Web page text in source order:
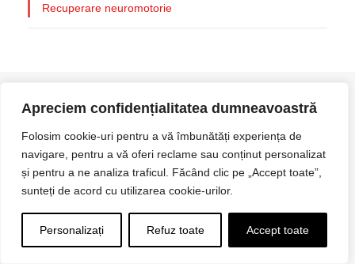
Apreciem confidențialitatea dumneavoastră
Folosim cookie-uri pentru a vă îmbunătăți experiența de
navigare, pentru a vă oferi reclame sau conținut personalizat
și pentru a ne analiza traficul. Făcând clic pe „Accept toate”,
sunteți de acord cu utilizarea cookie-urilor.
Personalizați Refuz toate Accept toate
Recuperare neuromotorie
Bucuresti,
Strada Mihai Eminescu nr 100
021 9979